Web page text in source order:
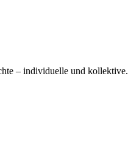
– individuelle und kollektive.